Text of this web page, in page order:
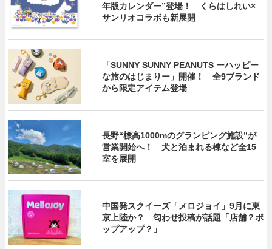
年版カレンダー”登場！ くらはしれい×
サンリオコラボも新展開
「SUNNY SUNNY PEANUTS ーハッピー
な旅のはじまりー」開催！ 全9ブランド
から限定アイテム登場
長野“標高1000mのグランピング施設”が
営業開始へ！ 犬と泊まれる棟など全15
室を展開
中国発スクイーズ「メロジョイ」9月に東
京上陸か？ 匂わせ投稿が話題「店舗？ポ
ップアップ？」